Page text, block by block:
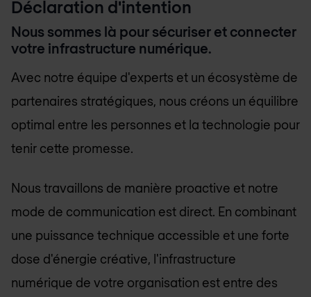
Déclaration d'intention
Nous sommes là pour sécuriser et connecter
votre infrastructure numérique.
Avec notre équipe d'experts et un écosystème de
partenaires stratégiques, nous créons un équilibre
optimal entre les personnes et la technologie pour
tenir cette promesse.
Nous travaillons de manière proactive et notre
mode de communication est direct. En combinant
une puissance technique accessible et une forte
dose d'énergie créative, l'infrastructure
numérique de votre organisation est entre des